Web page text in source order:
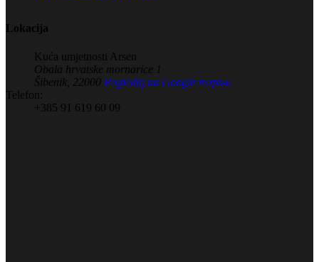
Lokacija
Kuća umjetnosti Arsen
Obala hrvatske mornarice 1
Šibenik
22000 Pogledaj na Google maps-u
Telefon:
+385 91 619 60 09